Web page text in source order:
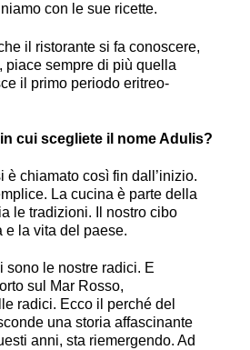
con le sue ricette.
il ristorante si fa conoscere,
piace sempre di più quella
il primo periodo eritreo-
cui scegliete il nome Adulis?
è chiamato così fin dall’inizio.
La cucina è parte della
le tradizioni. Il nostro cibo
e la vita del paese.
sono le nostre radici. E
sul Mar Rosso,
radici. Ecco il perché del
una storia affascinante
anni, sta riemergendo. Ad